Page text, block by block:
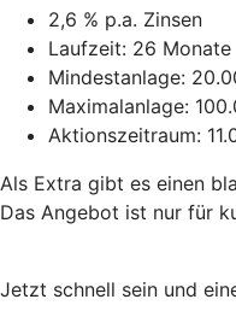
2,6 % p.a. Zinsen
Laufzeit: 26 Monate
Mindestanlage:
Maximalanlage:
Aktionszeitraum:
Als Extra gibt es einen
Das Angebot ist nur für
Jetzt schnell sein und